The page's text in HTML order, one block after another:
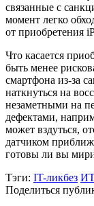
связанные с
момент легко
от приобретения
Что касается
быть менее
смартфона из-за
наткнуться на
незаметными на
дефектами,
может вздуться,
датчиком
готовы ли вы
Тэги: IT-ликбез
Поделиться